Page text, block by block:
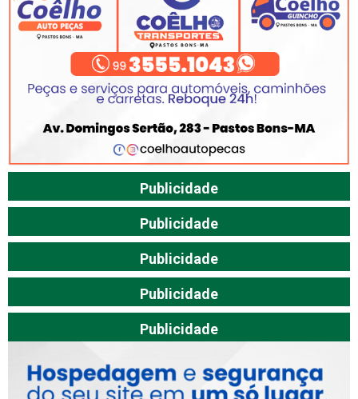
Publicidade
Publicidade
Publicidade
Publicidade
Publicidade